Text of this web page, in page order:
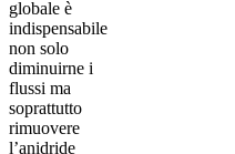
globale è
indispensabile
non solo
diminuirne i
flussi ma
soprattutto
rimuovere
l’anidride